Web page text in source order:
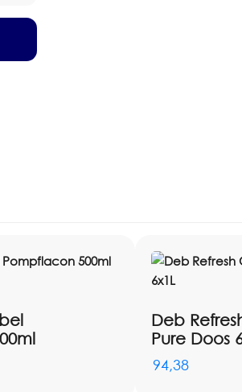
Deb
Pure Doos
94,38